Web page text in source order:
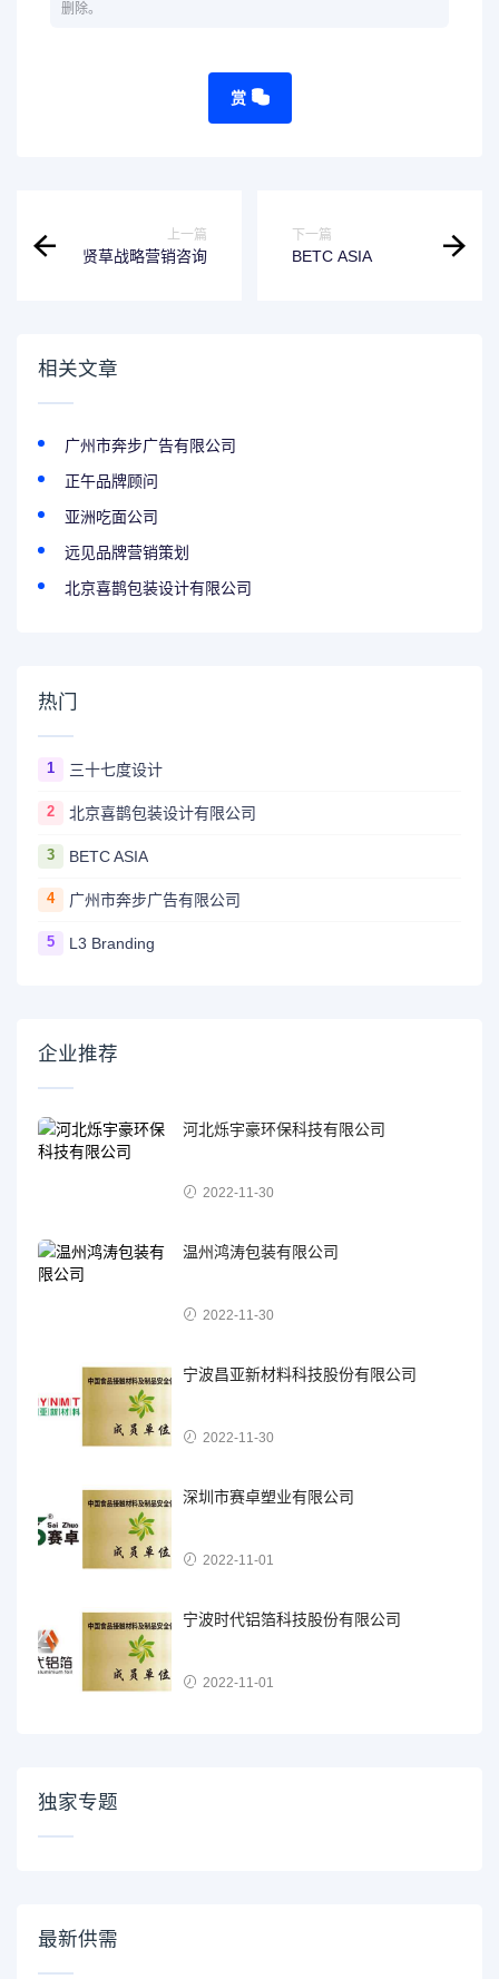
删除。
赏
上一篇
贤草战略营销咨询
下一篇
BETC ASIA
相关文章
广州市奔步广告有限公司
正午品牌顾问
亚洲吃面公司
远见品牌营销策划
北京喜鹊包装设计有限公司
热门
1 三十七度设计
2 北京喜鹊包装设计有限公司
3 BETC ASIA
4 广州市奔步广告有限公司
5 L3 Branding
企业推荐
河北烁宇豪环保科技有限公司
2022-11-30
温州鸿涛包装有限公司
2022-11-30
宁波昌亚新材料科技股份有限公司
2022-11-30
深圳市赛卓塑业有限公司
2022-11-01
宁波时代铝箔科技股份有限公司
2022-11-01
独家专题
最新供需